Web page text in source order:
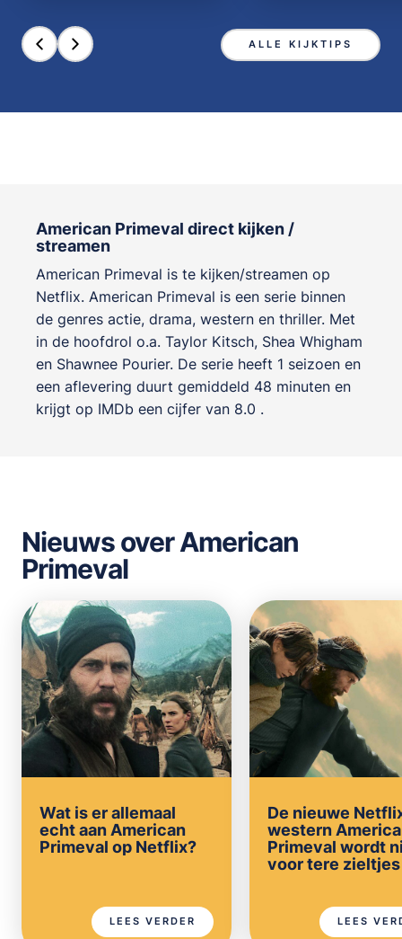
ALLE KIJKTIPS
American Primeval direct kijken /
streamen
American Primeval is te kijken/streamen op
Netflix. American Primeval is een serie binnen
de genres actie, drama, western en thriller. Met
in de hoofdrol o.a. Taylor Kitsch, Shea Whigham
en Shawnee Pourier. De serie heeft 1 seizoen en
een aflevering duurt gemiddeld 48 minuten en
krijgt op IMDb een cijfer van 8.0 .
Nieuws over American
Primeval
Wat is er allemaal
echt aan American
Primeval op Netflix?
LEES VERDER
De nieuwe
western
Primeval wordt
voor tere zieltjes
LEES